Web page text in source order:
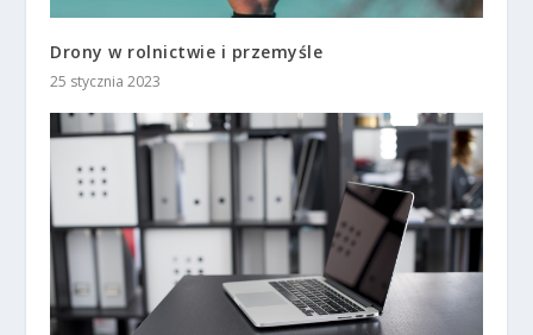
Drony w rolnictwie i przemyśle
25 stycznia 2023